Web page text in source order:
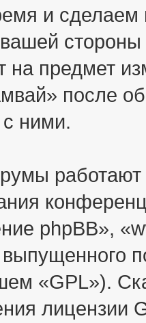
и сделаем
на предмет
после
с ними.
работают
phpBB»,
«GPL»).
лицензии